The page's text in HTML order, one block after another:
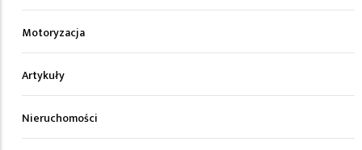
Motoryzacja
Artykuły
Nieruchomości